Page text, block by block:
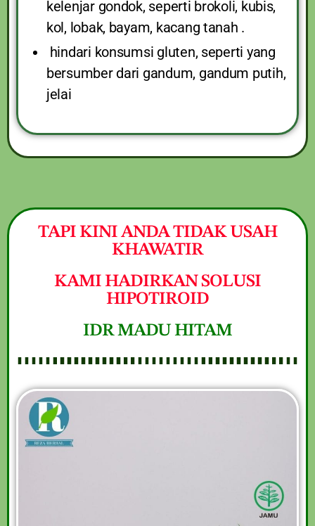
kelenjar gondok, seperti brokoli, kubis,
kol, lobak, bayam, kacang tanah .
hindari konsumsi gluten, seperti yang
bersumber dari gandum, gandum putih,
jelai
TAPI KINI ANDA TIDAK USAH
KHAWATIR
KAMI HADIRKAN SOLUSI
HIPOTIROID
IDR MADU HITAM